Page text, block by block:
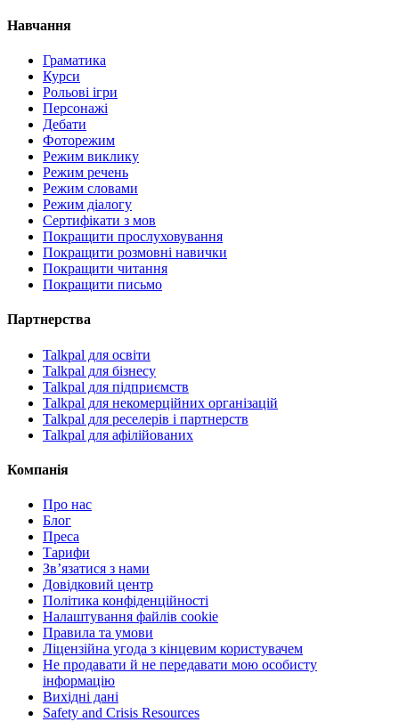
Навчання
Граматика
Курси
Рольові ігри
Персонажі
Дебати
Фоторежим
Режим виклику
Режим речень
Режим словами
Режим діалогу
Сертифікати з мов
Покращити прослуховування
Покращити розмовні навички
Покращити читання
Покращити письмо
Партнерства
Talkpal для освіти
Talkpal для бізнесу
Talkpal для підприємств
Talkpal для некомерційних організацій
Talkpal для реселерів і партнерств
Talkpal для афілійованих
Компанія
Про нас
Блог
Преса
Тарифи
Зв’язатися з нами
Довідковий центр
Політика конфіденційності
Налаштування файлів cookie
Правила та умови
Ліцензійна угода з кінцевим користувачем
Не продавати й не передавати мою особисту
інформацію
Вихідні дані
Safety and Crisis Resources